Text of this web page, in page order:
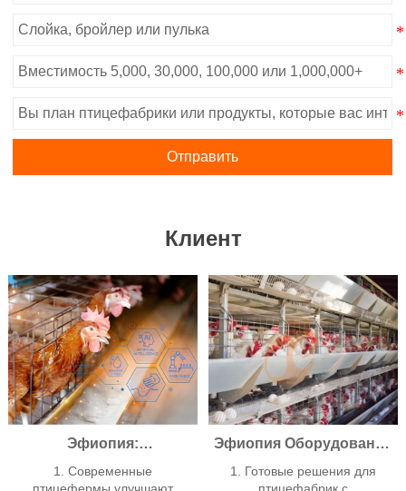
Отправить
Клиент
Эфиопия:
Производственные
мощности и
1. Современные
птицефермы улучшают
Эфиопия Оборудование
для птицеводства,
используемое в
1. Готовые решения для
птицефабрик с